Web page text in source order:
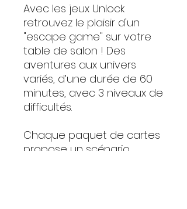
Avec les jeux Unlock
retrouvez le plaisir d'un
"escape game" sur votre
table de salon ! Des
aventures aux univers
variés, d’une durée de 60
minutes, avec 3 niveaux de
difficultés.
Chaque paquet de cartes
propose un scénario